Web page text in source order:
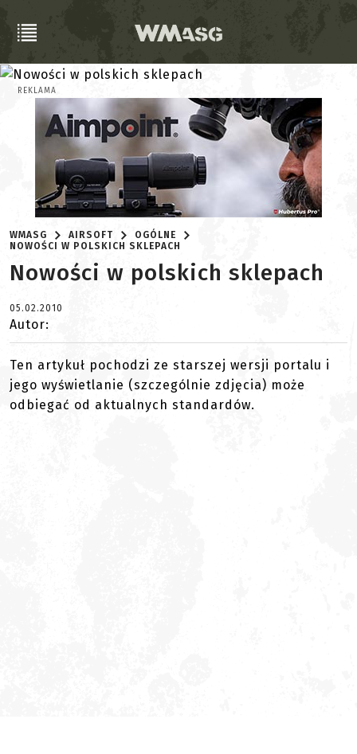
REKLAMA
WMASG AIRSOFT
OGÓLNE
NOWOŚCI W POLSKICH SKLEPACH
Nowości w polskich sklepach
05.02.2010
Autor:
Ten artykuł pochodzi ze starszej wersji portalu i
jego wyświetlanie (szczególnie zdjęcia) może
odbiegać od aktualnych standardów.